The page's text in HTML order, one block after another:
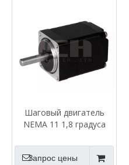
Шаговый двигатель
NEMA 11 1,8 градуса
Запрос цены